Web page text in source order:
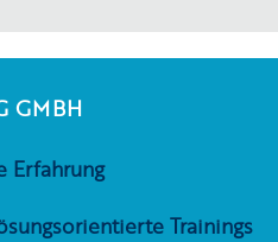
GMBH
Erfahrung
Trainings